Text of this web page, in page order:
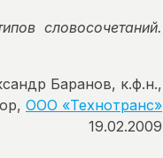
словосочетаний.
Баранов, к.ф.н.,
ООО «Технотранс»
19.02.2009